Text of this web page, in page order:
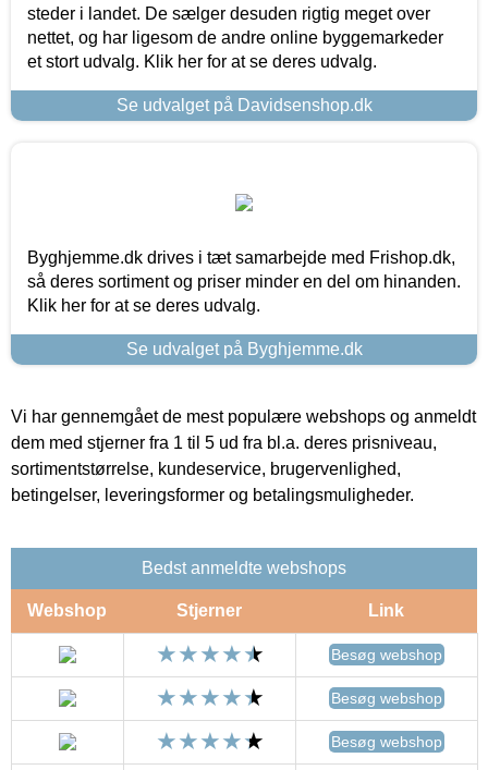
steder i landet. De sælger desuden rigtig meget over
nettet, og har ligesom de andre online byggemarkeder
et stort udvalg. Klik her for at se deres udvalg.
Se udvalget på Davidsenshop.dk
Byghjemme.dk drives i tæt samarbejde med Frishop.dk,
så deres sortiment og priser minder en del om hinanden.
Klik her for at se deres udvalg.
Se udvalget på Byghjemme.dk
Vi har gennemgået de mest populære webshops og anmeldt
dem med stjerner fra 1 til 5 ud fra bl.a. deres prisniveau,
sortimentstørrelse, kundeservice, brugervenlighed,
betingelser, leveringsformer og betalingsmuligheder.
Bedst anmeldte webshops
Webshop Stjerner Link
Besøg webshop
Besøg webshop
Besøg webshop